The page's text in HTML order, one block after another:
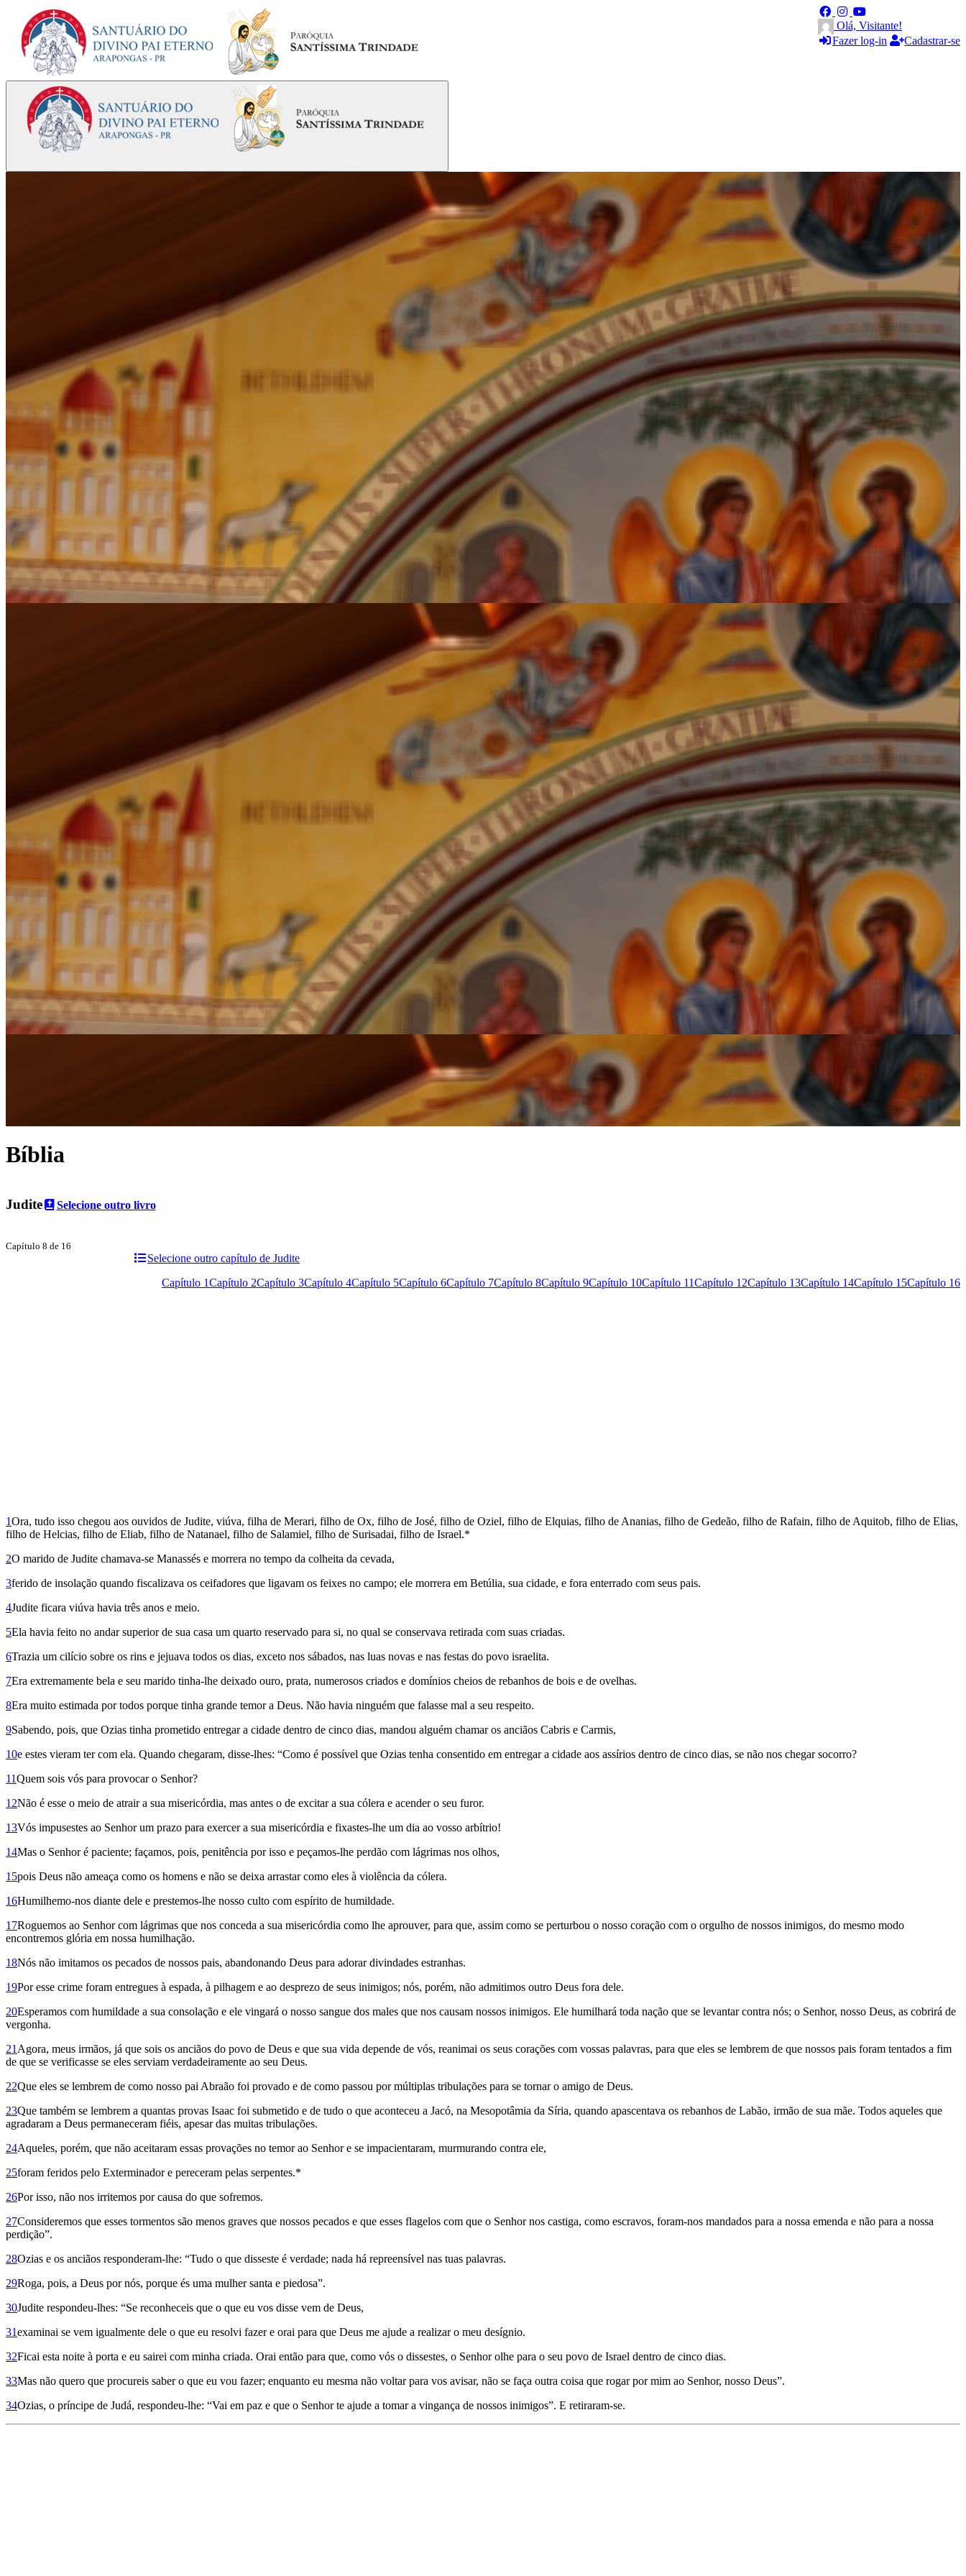
Olá, Visitante!
Fazer log-in
Cadastrar-se
Bíblia
Judite Selecione outro livro
Capítulo 8 de 16
Selecione outro capítulo de Judite
Capítulo 1Capítulo 2Capítulo 3Capítulo 4Capítulo 5Capítulo 6Capítulo 7Capítulo 8Capítulo 9Capítulo 10Capítulo 11Capítulo 12Capítulo 13Capítulo 14Capítulo 15Capítulo 16
1Ora, tudo isso chegou aos ouvidos de Judite, viúva, filha de Merari, filho de Ox, filho de José, filho de Oziel, filho de Elquias, filho de Ananias, filho de Gedeão, filho de Rafain, filho de Aquitob, filho de Elias,
filho de Helcias, filho de Eliab, filho de Natanael, filho de Salamiel, filho de Surisadai, filho de Israel.*
2O marido de Judite chamava-se Manas­sés e morrera no tempo da colheita da cevada,
3ferido de insolação quando fiscalizava os ceifadores que ligavam os feixes no campo; ele morrera em Betúlia, sua cidade, e fora enterrado com seus pais.
4Judite ficara viúva havia três anos e meio.
5Ela havia feito no andar superior de sua casa um quarto reservado para si, no qual se conservava retirada com suas criadas.
6Trazia um cilício sobre os rins e jejuava todos os dias, exceto nos sábados, nas luas novas e nas festas do povo israe­lita.
7Era extremamente bela e seu marido tinha-lhe deixado ouro, prata, numerosos criados e domínios cheios de rebanhos de bois e de ovelhas.
8Era muito estimada por todos porque tinha grande temor a Deus. Não havia ninguém que falasse mal a seu respeito.
9Sabendo, pois, que Ozias tinha prometido entregar a cidade dentro de cinco dias, mandou alguém chamar os anciãos Cabris e Carmis,
10e estes vieram ter com ela. Quando chegaram, disse-lhes: “Como é possível que Ozias tenha consentido em entregar a cidade aos assírios dentro de cinco dias, se não nos chegar socorro?
11Quem sois vós para provocar o Senhor?
12Não é esse o meio de atrair a sua misericórdia, mas antes o de excitar a sua cólera e acender o seu furor.
13Vós impusestes ao Senhor um prazo para exercer a sua misericórdia e fixastes-lhe um dia ao vosso arbítrio!
14Mas o Senhor é paciente; façamos, pois, penitência por isso e peçamos-lhe perdão com lágrimas nos olhos,
15pois Deus não ameaça como os homens e não se deixa arrastar como eles à violência da cólera.
16Humilhemo-nos diante dele e prestemos-lhe nosso culto com espírito de humildade.
17Roguemos ao Senhor com lágrimas que nos conceda a sua misericórdia como lhe aprouver, para que, assim como se perturbou o nosso coração com o orgulho de nossos inimigos, do mesmo modo
encontremos glória em nossa humilhação.
18Nós não imitamos os pecados de nossos pais, abandonando Deus para adorar divindades estranhas.
19Por esse crime foram entregues à espada, à pilhagem e ao desprezo de seus inimigos; nós, porém, não admitimos outro Deus fora dele.
20Esperamos com humildade a sua consolação e ele vingará o nosso sangue dos males que nos causam nossos inimigos. Ele humilhará toda nação que se levantar contra nós; o Senhor, nosso Deus, as cobrirá de
vergonha.
21 Agora, meus irmãos, já que sois os anciãos do povo de Deus e que sua vida depende de vós, reanimai os seus corações com vossas palavras, para que eles se lembrem de que nossos pais foram tentados a fim
de que se verificasse se eles serviam verdadeiramente ao seu Deus.
22Que eles se lembrem de como nosso pai Abraão foi provado e de como passou por múltiplas tribulações para se tornar o amigo de Deus.
23Que também se lembrem a quantas provas Isaac foi submetido e de tudo o que aconteceu a Jacó, na Mesopotâmia da Síria, quando apascentava os rebanhos de Labão, irmão de sua mãe. Todos aqueles que
agradaram a Deus permaneceram fiéis, apesar das muitas tribulações.
24Aqueles, porém, que não aceitaram essas provações no temor ao Senhor e se impacientaram, murmurando contra ele,
25foram feridos pelo Exterminador e pereceram pelas serpentes.*
26Por isso, não nos irritemos por causa do que sofremos.
27Consideremos que esses tormentos são menos graves que nossos pecados e que esses flagelos com que o Senhor nos castiga, como escravos, foram-nos mandados para a nossa emenda e não para a nossa
perdição”.
28Ozias e os anciãos responderam-lhe: “Tudo o que disseste é verdade; nada há repreensível nas tuas palavras.
29Roga, pois, a Deus por nós, porque és uma mulher santa e piedosa”.
30Judite respondeu-lhes: “Se reconheceis que o que eu vos disse vem de Deus,
31examinai se vem igualmente dele o que eu resolvi fazer e orai para que Deus me ajude a realizar o meu desígnio.
32Ficai esta noite à porta e eu sairei com minha criada. Orai então para que, como vós o dissestes, o Senhor olhe para o seu povo de Israel dentro de cinco dias.
33Mas não quero que procureis saber o que eu vou fazer; enquanto eu mesma não voltar para vos avisar, não se faça outra coisa que rogar por mim ao Senhor, nosso Deus”.
34Ozias, o príncipe de Judá, respondeu-lhe: “Vai em paz e que o Senhor te ajude a tomar a vingança de nossos inimigos”. E retiraram-se.